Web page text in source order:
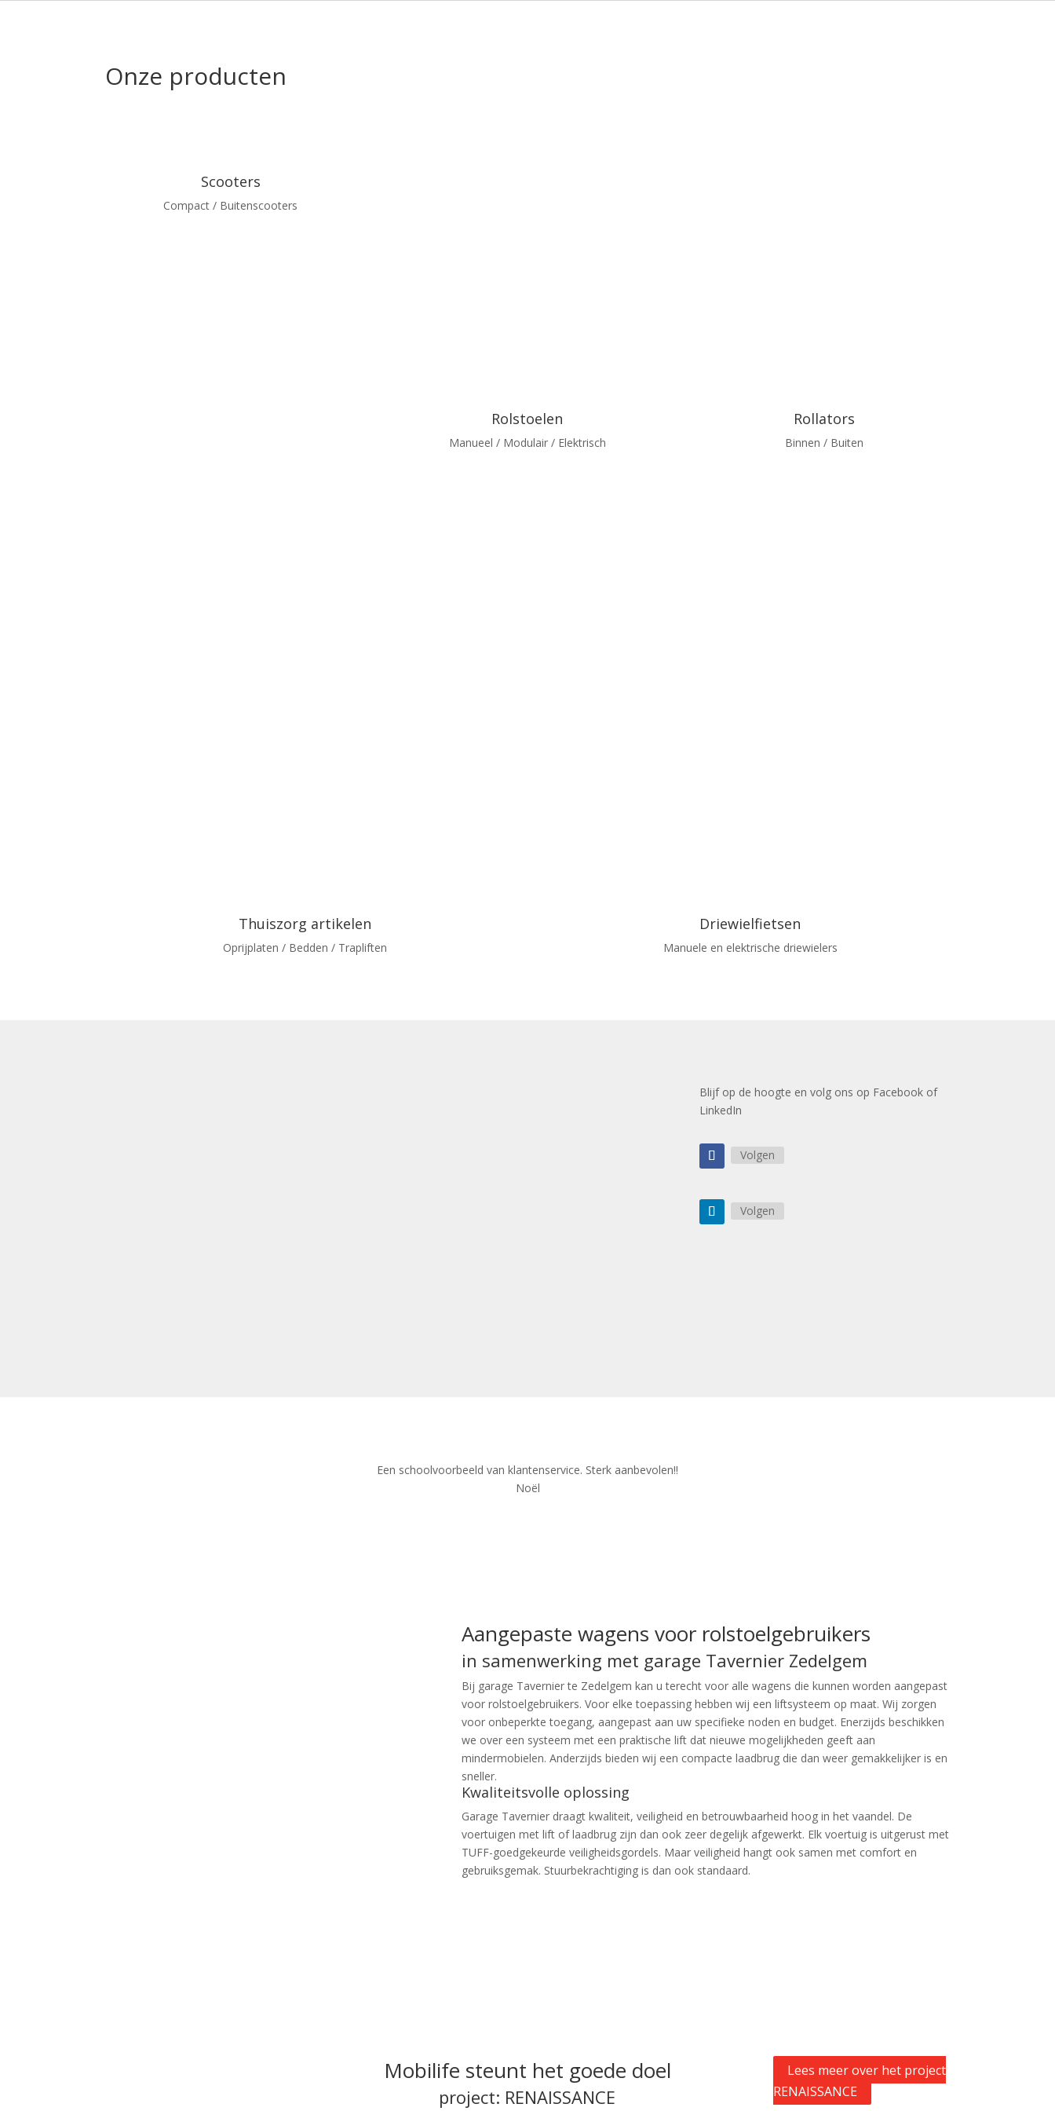
Onze producten
Scooters
Compact / Buitenscooters
Rolstoelen
Manueel / Modulair / Elektrisch
Rollators
Binnen / Buiten
Thuiszorg artikelen
Oprijplaten / Bedden / Trapliften
Driewielfietsen
Manuele en elektrische driewielers
Blijf op de hoogte en volg ons op Facebook of
LinkedIn
Volgen
Volgen
Een schoolvoorbeeld van klantenservice. Sterk aanbevolen!!
Noël
Aangepaste wagens voor rolstoelgebruikers
in samenwerking met garage Tavernier Zedelgem
Bij garage Tavernier te Zedelgem kan u terecht voor alle wagens die kunnen worden aangepast
voor rolstoelgebruikers. Voor elke toepassing hebben wij een liftsysteem op maat. Wij zorgen
voor onbeperkte toegang, aangepast aan uw specifieke noden en budget. Enerzijds beschikken
we over een systeem met een praktische lift dat nieuwe mogelijkheden geeft aan
mindermobielen. Anderzijds bieden wij een compacte laadbrug die dan weer gemakkelijker is en
sneller.
Kwaliteitsvolle oplossing
Garage Tavernier draagt kwaliteit, veiligheid en betrouwbaarheid hoog in het vaandel. De
voertuigen met lift of laadbrug zijn dan ook zeer degelijk afgewerkt. Elk voertuig is uitgerust met
TUFF-goedgekeurde veiligheidsgordels. Maar veiligheid hangt ook samen met comfort en
gebruiksgemak. Stuurbekrachtiging is dan ook standaard.
Mobilife steunt het goede doel
project: RENAISSANCE
Lees meer over het project
RENAISSANCE